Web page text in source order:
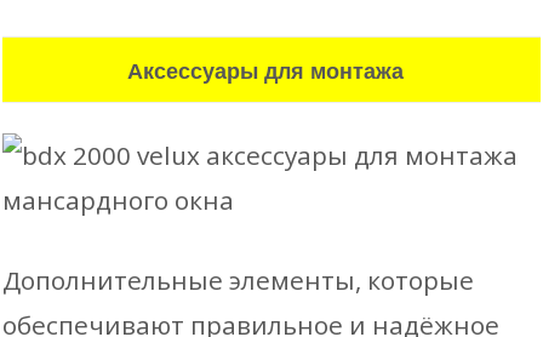
Аксессуары для монтажа
Дополнительные элементы, которые
обеспечивают правильное и надёжное